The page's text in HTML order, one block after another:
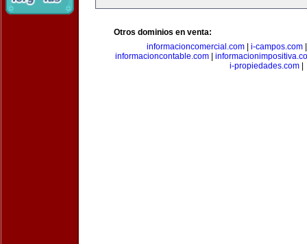
Otros dominios en venta:
informacioncomercial.com| i-campos.com
informacioncontable.com
i-propiedades.com